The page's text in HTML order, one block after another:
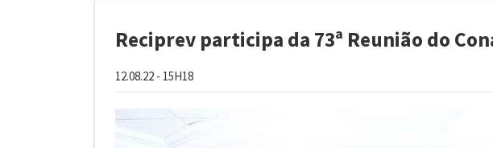
Reciprev participa da 73ª Reunião do
12.08.22 - 15H18